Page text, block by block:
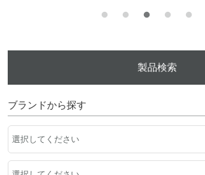
製品検索
ブランドから探す